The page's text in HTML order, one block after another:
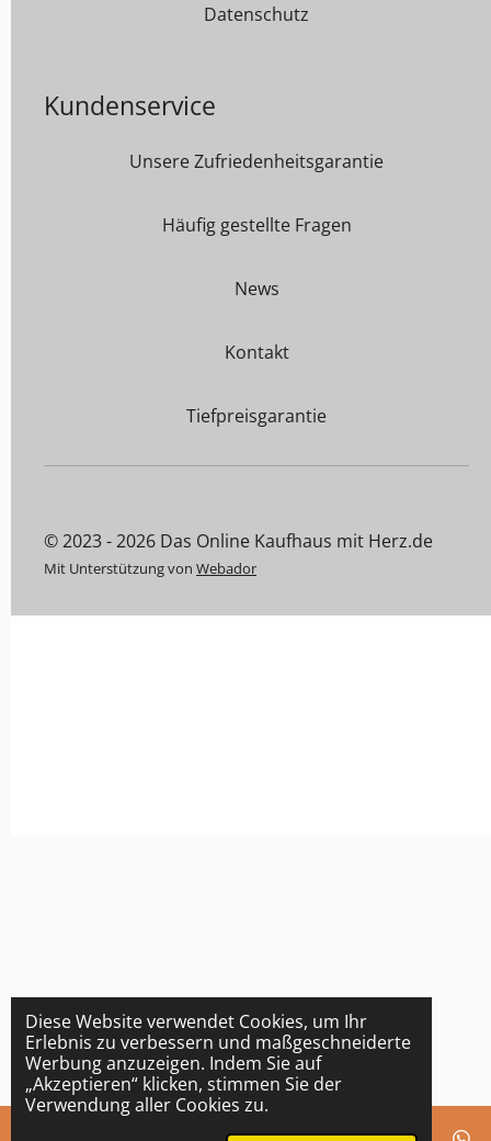
Diese Website verwendet Cookies, um Ihr
Erlebnis zu verbessern und maßgeschneiderte
Werbung anzuzeigen. Indem Sie auf
„Akzeptieren“ klicken, stimmen Sie der
Verwendung aller Cookies zu.
Datenschutz
Kundenservice
Unsere Zufriedenheitsgarantie
Häufig gestellte Fragen
News
Kontakt
Tiefpreisgarantie
© 2023 - 2026 Das Online Kaufhaus mit Herz.de
Mit Unterstützung von Webador